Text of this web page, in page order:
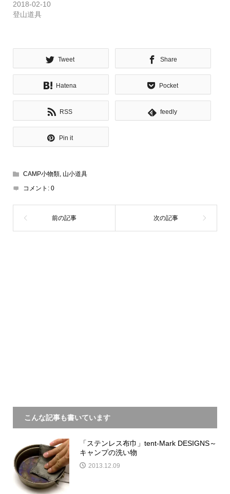
2018-02-10
登山道具
Tweet Share
Hatena Pocket
RSS feedly
Pin it
CAMP小物類, 山小道具
コメント: 0
こんな記事も書いています
「ステンレス布巾」tent-Mark DESIGNS～
キャンプの洗い物
2013.12.09